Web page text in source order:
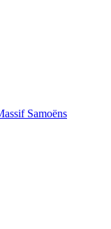
Samoëns